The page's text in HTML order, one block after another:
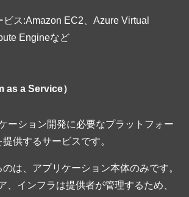
ス:Amazon EC2、Azure Virtual
Engineなど
as a Service）
ーション開発に必要なプラットフォー
供するサービスです。
は、アプリケーション本体のみです。
、インフラは提供者が管理するため、